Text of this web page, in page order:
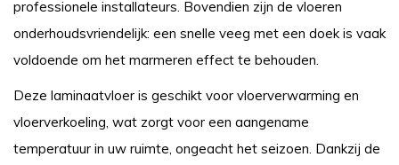
professionele installateurs. Bovendien zijn de vloeren
onderhoudsvriendelijk: een snelle veeg met een doek is vaak
voldoende om het marmeren effect te behouden.
Deze laminaatvloer is geschikt voor vloerverwarming en
vloerverkoeling, wat zorgt voor een aangename
temperatuur in uw ruimte, ongeacht het seizoen. Dankzij de